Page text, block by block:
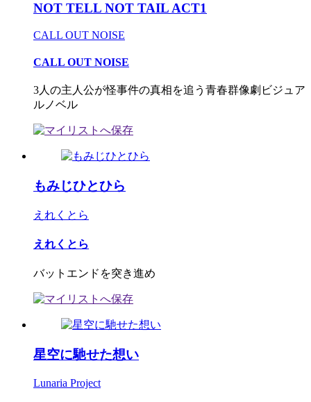
NOT TELL NOT TAIL ACT1
CALL OUT NOISE
CALL OUT NOISE
3人の主人公が怪事件の真相を追う青春群像劇ビジュア
ルノベル
もみじひとひら
えれくとら
えれくとら
バットエンドを突き進め
星空に馳せた想い
Lunaria Project